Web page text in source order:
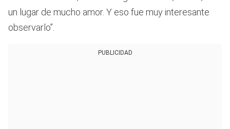
un lugar de mucho amor. Y eso fue muy interesante
observarlo”.
PUBLICIDAD